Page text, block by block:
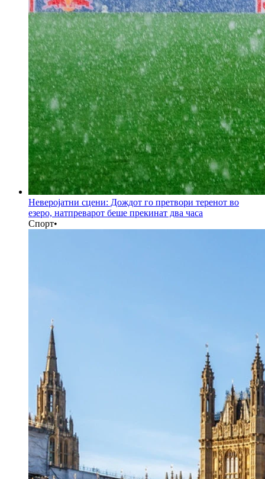
Неверојатни сцени: Дождот го претвори теренот во
езеро, натпреварот беше прекинат два часа
Спорт•